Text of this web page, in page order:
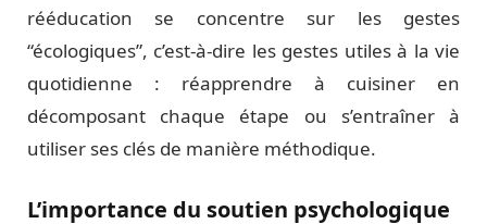
rééducation se concentre sur les gestes
“écologiques”, c’est-à-dire les gestes utiles à la vie
quotidienne : réapprendre à cuisiner en
décomposant chaque étape ou s’entraîner à
utiliser ses clés de manière méthodique.
L’importance du soutien psychologique